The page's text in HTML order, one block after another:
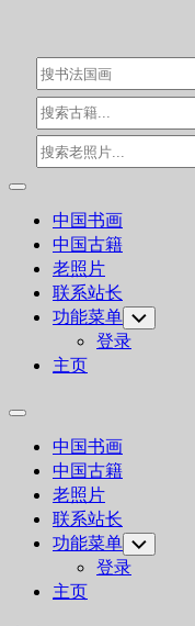
content
Expand
中国书画
中国古籍
老照片
联系站长
功能菜单 Toggle
Child
Menu
登录
主页
Expand
中国书画
中国古籍
老照片
联系站长
功能菜单 Toggle
Child
Menu
登录
主页